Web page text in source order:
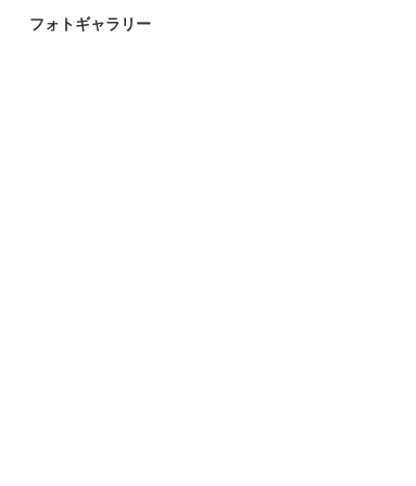
フォトギャラリー